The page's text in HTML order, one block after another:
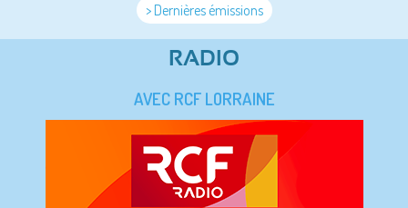
> Dernières émissions
RADIO
AVEC RCF LORRAINE